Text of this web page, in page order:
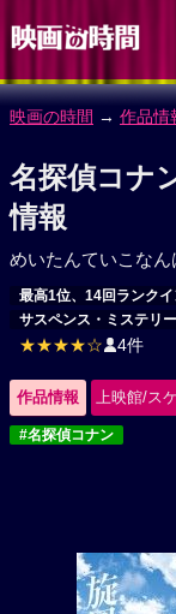
映画の時間 → 作品情
名探偵コナ
情報
めいたんていこな
最高1位、14回ランク
サスペンス・ミステリー
★★★★☆ 4件
作品情報 上映館/ス
#名探偵コナン